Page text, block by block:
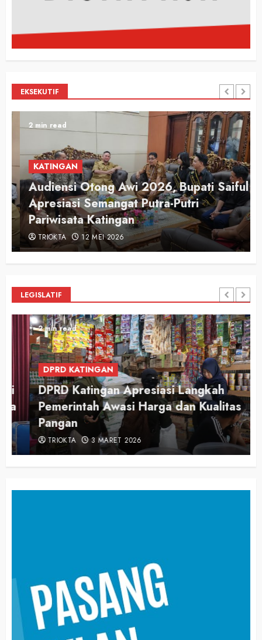
EKSEKUTIF
2 min read
KATINGAN
Audiensi Otong Awi 2026, Bupati Saiful
Apresiasi Semangat Putra-Putri
Pariwisata Katingan
TRIOKTA 12 MEI 2026
LEGISLATIF
2 min read
DPRD KATINGAN
DPRD Katingan Apresiasi Langkah
Pemerintah Awasi Harga dan Kualitas
Pangan
TRIOKTA 3 MARET 2026